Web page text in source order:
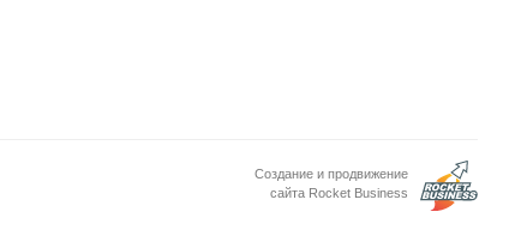
Создание и продвижение
сайта Rocket Business